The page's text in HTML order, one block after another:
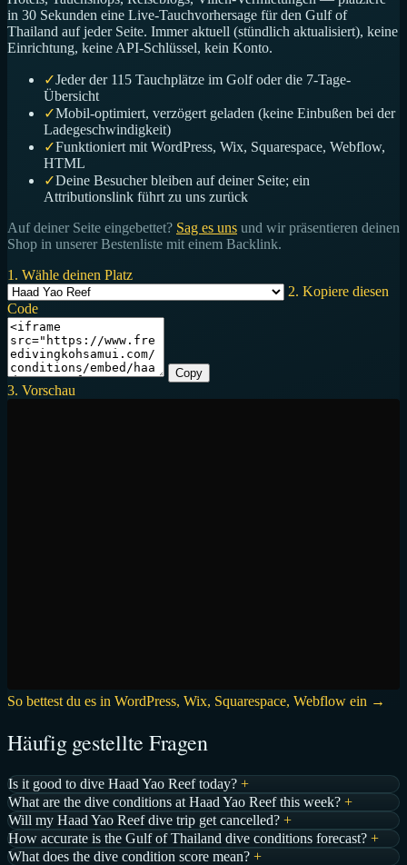
in 30 Sekunden eine Live-Tauchvorhersage für den Gulf of
Thailand auf jeder Seite. Immer aktuell (stündlich aktualisiert), keine
Einrichtung, keine API-Schlüssel, kein Konto.
✓Jeder der 115 Tauchplätze im Golf oder die 7-Tage-
Übersicht
✓Mobil-optimiert, verzögert geladen (keine Einbußen bei der
Ladegeschwindigkeit)
✓Funktioniert mit WordPress, Wix, Squarespace, Webflow,
HTML
✓Deine Besucher bleiben auf deiner Seite; ein
Attributionslink führt zu uns zurück
Auf deiner Seite eingebettet? Sag es uns und wir präsentieren deinen
Shop in unserer Bestenliste mit einem Backlink.
1. Wähle deinen Platz
2. Kopiere diesen
Code
Copy
3. Vorschau
So bettest du es in WordPress, Wix, Squarespace, Webflow ein →
Häufig gestellte Fragen
Is it good to dive Haad Yao Reef today? +
What are the dive conditions at Haad Yao Reef this week? +
Will my Haad Yao Reef dive trip get cancelled? +
How accurate is the Gulf of Thailand dive conditions forecast? +
What does the dive condition score mean? +